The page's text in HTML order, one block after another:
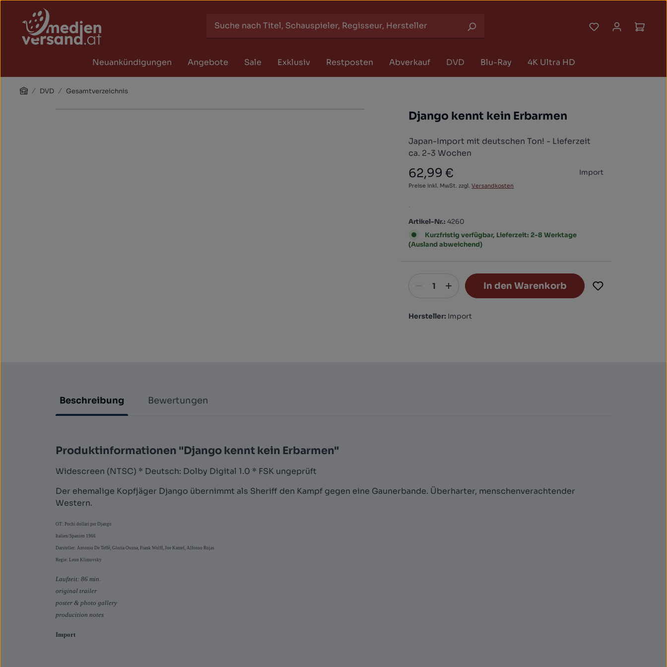
Zum Hauptinhalt springen
Zur Suche springen
Zur Hauptnavigation springen
Du hast 0
Neuankündigungen Angebote Sale Exklusiv Restposten Abverkauf DVD Blu-Ray 4K Ultra HD
HomeDVD Gesamtverzeichnis
Django kennt kein Erbarmen
Japan-Import mit deutschen Ton! - Lieferzeit
ca. 2-3 Wochen
Regulärer Preis:
62,99 €
Preise inkl. MwSt. zzgl.Versandkosten
.
Import
Artikel-Nr.:4260
Kurzfristig verfügbar, Lieferzeit: 2-8 Werktage
(Ausland abweichend)
In den Warenkorb
Hersteller: Import
Beschreibung Bewertungen
Produktinformationen "Django kennt kein Erbarmen"
Widescreen (NTSC) * Deutsch: Dolby Digital 1.0 * FSK ungeprüft
Der ehemalige Kopfjäger Django übernimmt als Sheriff den Kampf gegen eine Gaunerbande. Überharter, menschenverachtender
Western.
OT: Pochi dollari per Django
Italien/Spanien 1966
Darsteller: Antonio De Teffè, Gloria Osuna, Frank Wolff, Joe Kamel, Alfonso Rojas
Regie: Leon Klimovsky
Laufzeit: 86 min.
original trailer
poster & photo gallery
producition notes
Import